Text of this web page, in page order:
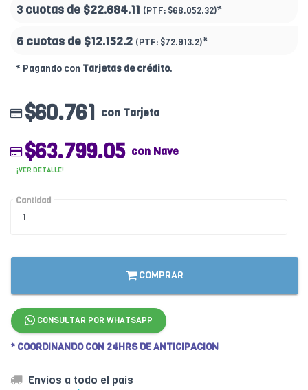
3 cuotas de $22.684.11 (PTF: $68.052.32)*
6 cuotas de $12.152.2 (PTF: $72.913.2)*
* Pagando con Tarjetas de crédito.
$60.761 con Tarjeta
$63.799.05 con Nave
¡VER DETALLE!
Cantidad
COMPRAR
CONSULTAR POR WHATSAPP
* COORDINANDO CON 24HRS DE ANTICIPACION
Envíos a todo el país